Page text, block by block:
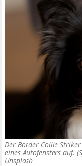
Der Border Collie
eines Autofensters auf.
Unsplash